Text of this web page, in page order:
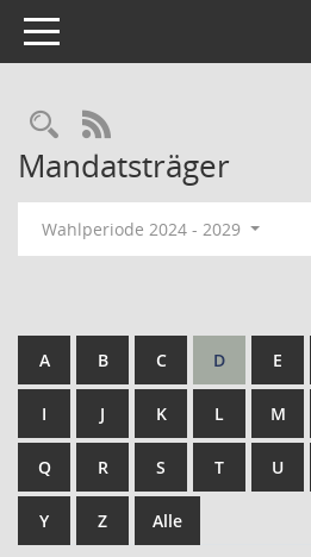
Toggle navigation
Rechercheauswahl
RSS-Feed
Mandatsträger
Wahlperiode 2024 - 2029
A B C D E
I J K L M
Q R S T U
Y Z Alle